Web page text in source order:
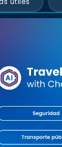
útiles